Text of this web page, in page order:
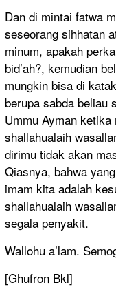
Dan di mintai fatwa
seseorang sihhatan
minum, apakah
bid’ah?, kemudian
mungkin bisa di
berupa sabda beliau
Ummu Ayman
shallahualaih
dirimu tidak akan
Qiasnya, bahwa
imam kita adalah
shallahualaih
segala penyakit.
Wallohu a’lam.
[Ghufron Bkl]